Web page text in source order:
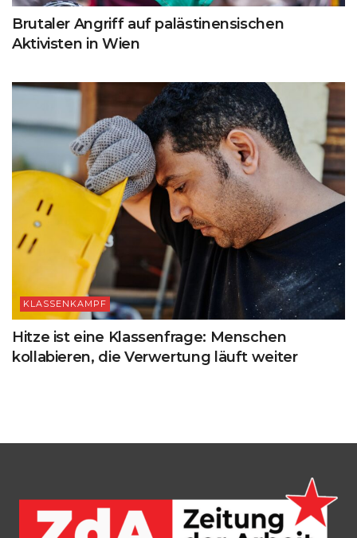
Brutaler Angriff auf palästinensischen
Aktivisten in Wien
KLASSENKAMPF
Hitze ist eine Klassenfrage: Menschen
kollabieren, die Verwertung läuft weiter